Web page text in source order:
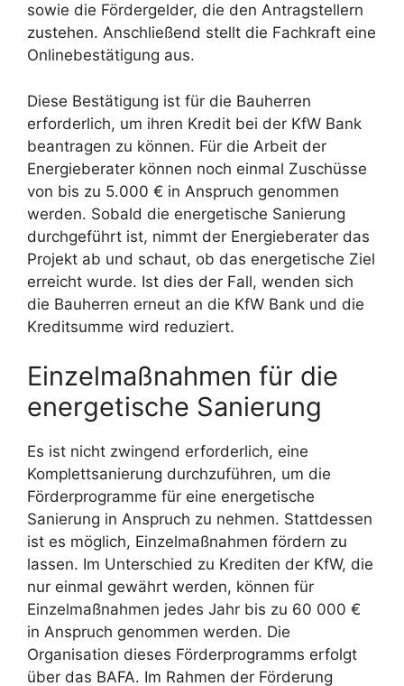
sowie die Fördergelder, die den Antragstellern
zustehen. Anschließend stellt die Fachkraft eine
Onlinebestätigung aus.
Diese Bestätigung ist für die Bauherren
erforderlich, um ihren Kredit bei der KfW Bank
beantragen zu können. Für die Arbeit der
Energieberater können noch einmal Zuschüsse
von bis zu 5.000 € in Anspruch genommen
werden. Sobald die energetische Sanierung
durchgeführt ist, nimmt der Energieberater das
Projekt ab und schaut, ob das energetische Ziel
erreicht wurde. Ist dies der Fall, wenden sich
die Bauherren erneut an die KfW Bank und die
Kreditsumme wird reduziert.
Einzelmaßnahmen für die
energetische Sanierung
Es ist nicht zwingend erforderlich, eine
Komplettsanierung durchzuführen, um die
Förderprogramme für eine energetische
Sanierung in Anspruch zu nehmen. Stattdessen
ist es möglich, Einzelmaßnahmen fördern zu
lassen. Im Unterschied zu Krediten der KfW, die
nur einmal gewährt werden, können für
Einzelmaßnahmen jedes Jahr bis zu 60 000 €
in Anspruch genommen werden. Die
Organisation dieses Förderprogramms erfolgt
über das BAFA. Im Rahmen der Förderung